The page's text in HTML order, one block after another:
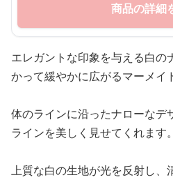
商品の詳細
エレガントな印象を与える白の
かって緩やかに広がるマーメイ
体のラインに沿ったナローなデ
ラインを美しく見せてくれます。
上質な白の生地が光を反射し、